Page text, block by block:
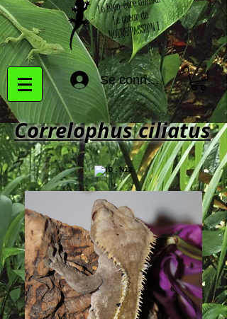
Se connecter
Correlophus ciliatus